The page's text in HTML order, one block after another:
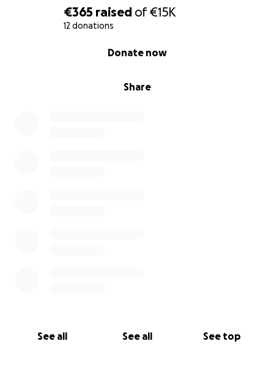
€365 raised of€15K
12 donations
Share
Donate now
See all See all See top